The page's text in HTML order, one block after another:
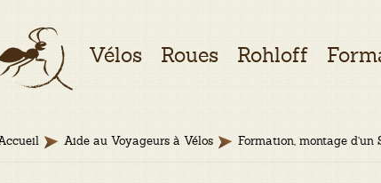
Aller
Aller
au
Vélos Roues Rohloff
Aide au Voyageurs à Vélos Formation, montage d’un